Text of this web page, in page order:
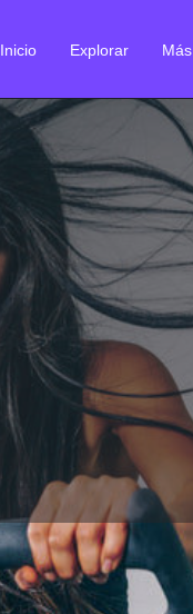
Inicio Explorar Más
Opiniones